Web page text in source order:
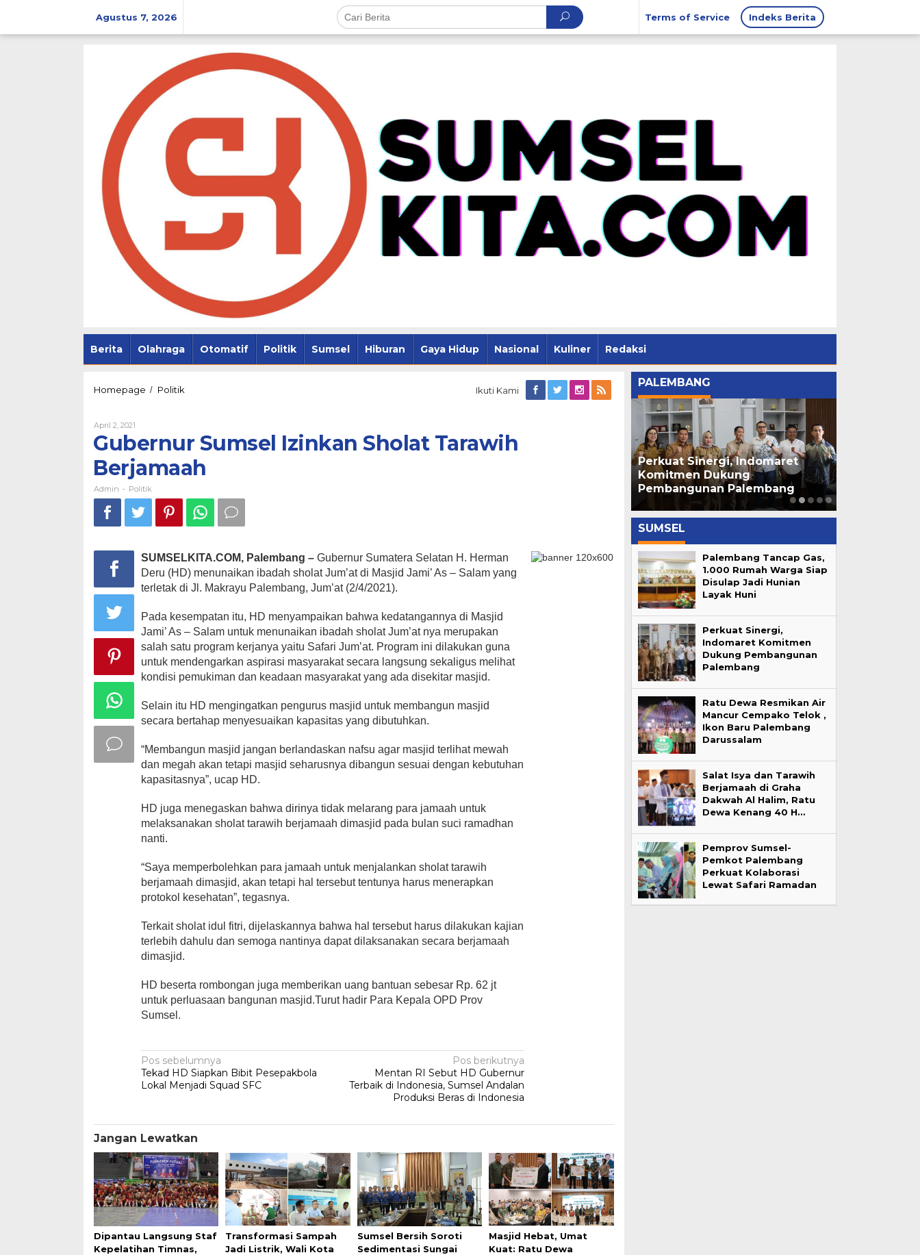
Agustus 7, 2026 Terms of Service Indeks Berita
Berita Olahraga Otomatif Politik Sumsel Hiburan Gaya Hidup Nasional Kuliner Redaksi
Homepage / Politik
Tarawih
Berjamaah
Ikuti Kami
April 2, 2021
Gubernur Sumsel Izinkan Sholat Tarawih
Berjamaah
Admin - Politik
SUMSELKITA.COM, Palembang – Gubernur Sumatera Selatan H. Herman
Deru (HD) menunaikan ibadah sholat Jum’at di Masjid Jami’ As – Salam yang
terletak di Jl. Makrayu Palembang, Jum’at (2/4/2021).
Pada kesempatan itu, HD menyampaikan bahwa kedatangannya di Masjid
Jami’ As – Salam untuk menunaikan ibadah sholat Jum’at nya merupakan
salah satu program kerjanya yaitu Safari Jum’at. Program ini dilakukan guna
untuk mendengarkan aspirasi masyarakat secara langsung sekaligus melihat
kondisi pemukiman dan keadaan masyarakat yang ada disekitar masjid.
Selain itu HD mengingatkan pengurus masjid untuk membangun masjid
secara bertahap menyesuaikan kapasitas yang dibutuhkan.
“Membangun masjid jangan berlandaskan nafsu agar masjid terlihat mewah
dan megah akan tetapi masjid seharusnya dibangun sesuai dengan kebutuhan
kapasitasnya”, ucap HD.
HD juga menegaskan bahwa dirinya tidak melarang para jamaah untuk
melaksanakan sholat tarawih berjamaah dimasjid pada bulan suci ramadhan
nanti.
“Saya memperbolehkan para jamaah untuk menjalankan sholat tarawih
berjamaah dimasjid, akan tetapi hal tersebut tentunya harus menerapkan
protokol kesehatan”, tegasnya.
Terkait sholat idul fitri, dijelaskannya bahwa hal tersebut harus dilakukan kajian
terlebih dahulu dan semoga nantinya dapat dilaksanakan secara berjamaah
dimasjid.
HD beserta rombongan juga memberikan uang bantuan sebesar Rp. 62 jt
untuk perluasaan bangunan masjid.Turut hadir Para Kepala OPD Prov
Sumsel.
Navigasi
pos
Pos sebelumnya
Tekad HD Siapkan Bibit Pesepakbola
Lokal Menjadi Squad SFC
Pos berikutnya
Mentan RI Sebut HD Gubernur
Terbaik di Indonesia, Sumsel Andalan
Produksi Beras di Indonesia
Jangan Lewatkan
Dipantau Langsung Staf
Kepelatihan Timnas,
Transformasi Sampah
Jadi Listrik, Wali Kota
Sumsel Bersih Soroti
Sedimentasi Sungai
Masjid Hebat, Umat
Kuat: Ratu Dewa
PALEMBANG
Perkuat Sinergi, Indomaret
Komitmen Dukung
Pembangunan Palembang
SUMSEL
Palembang Tancap Gas,
1.000 Rumah Warga Siap
Disulap Jadi Hunian
Layak Huni
Perkuat Sinergi,
Indomaret Komitmen
Dukung Pembangunan
Palembang
Ratu Dewa Resmikan Air
Mancur Cempako Telok ,
Ikon Baru Palembang
Darussalam
Salat Isya dan Tarawih
Berjamaah di Graha
Dakwah Al Halim, Ratu
Dewa Kenang 40 H…
Pemprov Sumsel-
Pemkot Palembang
Perkuat Kolaborasi
Lewat Safari Ramadan